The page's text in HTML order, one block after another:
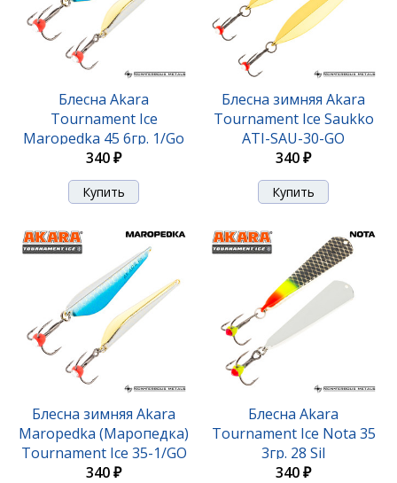
420 ₽
Блесна Akara Tournament Ice Maropedka 100 18гр.
420 ₽
Блесна Akara
Tournament Ice
Maropedka 45 6гр. 1/Go
340 ₽
Блесна зимняя Akara
Tournament Ice Saukko
ATI-SAU-30-GO
340 ₽
Блесна зимняя Akara
Maropedka (Маропедка)
Tournament Ice 35-1/GO
340 ₽
Блесна Akara
Tournament Ice Nota 35
3гр. 28 Sil
340 ₽